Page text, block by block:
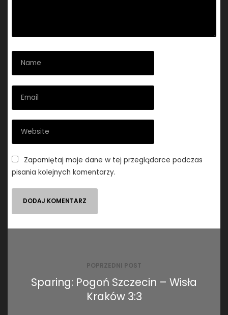
Zapamiętaj moje dane w tej przeglądarce podczas
pisania kolejnych komentarzy.
POPRZEDNI POST
Sparing: Pogoń Szczecin – Wisła
Kraków 3:3